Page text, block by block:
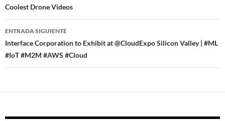
de
entradas
Coolest Drone Videos
ENTRADA SIGUIENTE
Interface Corporation to Exhibit at @CloudExpo Silicon Valley | #ML
#IoT #M2M #AWS #Cloud